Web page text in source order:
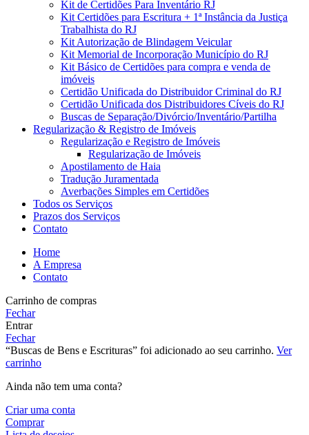
Kit de Certidões Para Inventário RJ
Kit Certidões para Escritura + 1ª Instância da Justiça
Trabalhista do RJ
Kit Autorização de Blindagem Veicular
Kit Memorial de Incorporação Município do RJ
Kit Básico de Certidões para compra e venda de
imóveis
Certidão Unificada do Distribuidor Criminal do RJ
Certidão Unificada dos Distribuidores Cíveis do RJ
Buscas de Separação/Divórcio/Inventário/Partilha
Regularização & Registro de Imóveis
Regularização e Registro de Imóveis
Regularização de Imóveis
Apostilamento de Haia
Tradução Juramentada
Averbações Simples em Certidões
Todos os Serviços
Prazos dos Serviços
Contato
Home
A Empresa
Contato
Carrinho de compras
Fechar
Entrar
Fechar
“Buscas de Bens e Escrituras” foi adicionado ao seu carrinho. Ver
carrinho
Ainda não tem uma conta?
Criar uma conta
Comprar